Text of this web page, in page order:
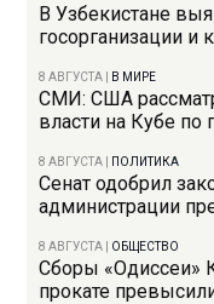
В Узбекистане
госорганизации и
8 АВГУСТА В МИРЕ
СМИ: США
власти на Кубе
8 АВГУСТА ПОЛИТИКА
Сенат одобрил
администрации
8 АВГУСТА ОБЩЕСТВО
Сборы «Одиссеи»
прокате